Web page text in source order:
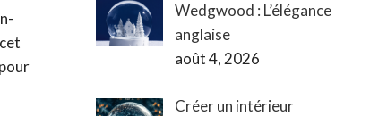
Wedgwood : L’élégance
anglaise
août 4, 2026
Créer un intérieur